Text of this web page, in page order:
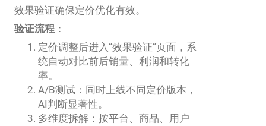
效果验证确保定价优化有效。
验证流程 ：
定价调整后进入“效果验证”页面，系
统自动对比前后销量、利润和转化
率。
A/B测试：同时上线不同定价版本，
AI判断显著性。
多维度拆解：按平台、商品、用户